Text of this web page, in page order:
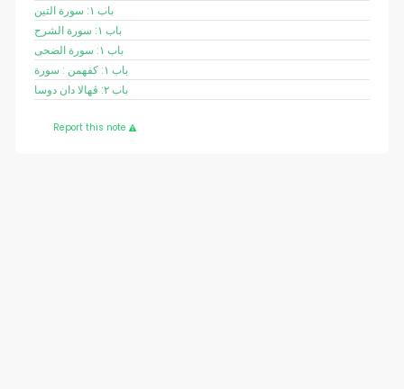
باب ١: سورة التين
باب ١: سورة الشرح
باب ١: سورة الضحى
باب ١: کفهمن : سورة
باب ٢: ڤهالا دان دوسا
Report this note